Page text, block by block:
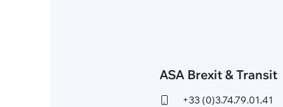
ASA Brexit & Transit
+33 (0)3.74.79.01.41